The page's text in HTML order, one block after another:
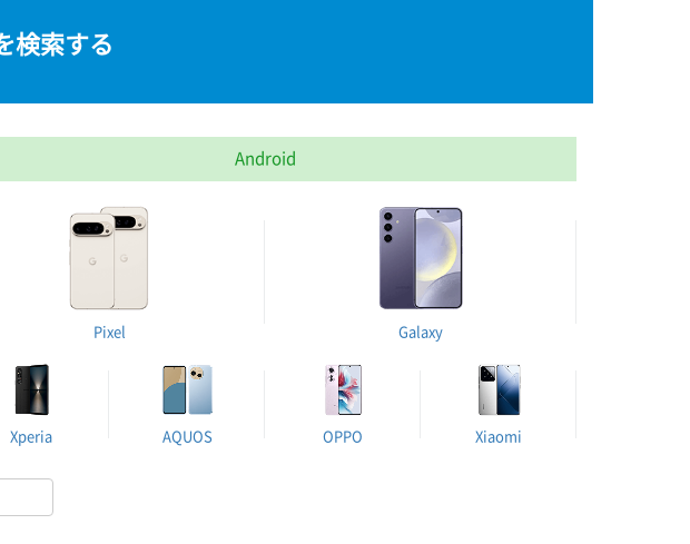
検索する
Android
Pixel Galaxy
Xperia AQUOS OPPO Xiaomi